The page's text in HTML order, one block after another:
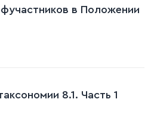
в Положении
8.1. Часть 1